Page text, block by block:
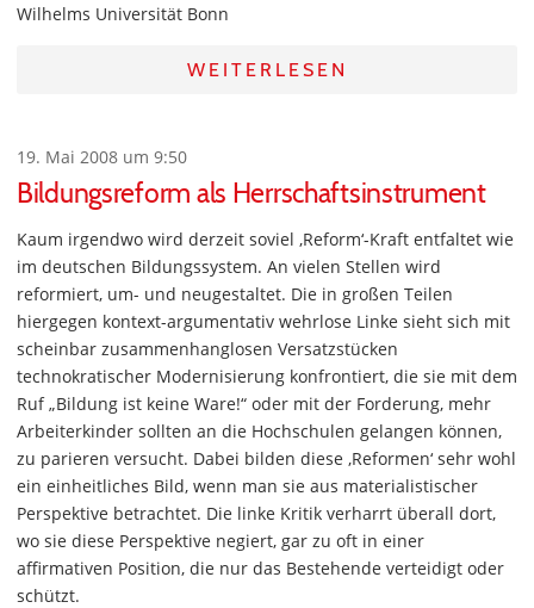
Wilhelms Universität Bonn
WEITERLESEN
19. Mai 2008 um 9:50
Bildungsreform als Herrschaftsinstrument
Kaum irgendwo wird derzeit soviel ‚Reform‘-Kraft entfaltet wie
im deutschen Bildungssystem. An vielen Stellen wird
reformiert, um- und neugestaltet. Die in großen Teilen
hiergegen kontext-argumentativ wehrlose Linke sieht sich mit
scheinbar zusammenhanglosen Versatzstücken
technokratischer Modernisierung konfrontiert, die sie mit dem
Ruf „Bildung ist keine Ware!“ oder mit der Forderung, mehr
Arbeiterkinder sollten an die Hochschulen gelangen können,
zu parieren versucht. Dabei bilden diese ‚Reformen‘ sehr wohl
ein einheitliches Bild, wenn man sie aus materialistischer
Perspektive betrachtet. Die linke Kritik verharrt überall dort,
wo sie diese Perspektive negiert, gar zu oft in einer
affirmativen Position, die nur das Bestehende verteidigt oder
schützt.